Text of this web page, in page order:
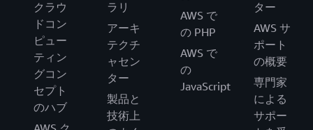
クラウ
ドコン
ピュー
ティン
グコン
セプト
のハブ
ラリ
アーキ
テクチ
ャセン
ター
製品と
技術上
AWS で
の PHP
AWS で
の
JavaScript
ター
AWS サ
ポート
の概要
専門家
による
サポー